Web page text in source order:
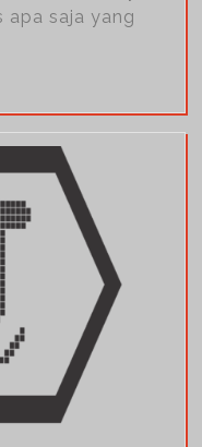
apa saja yang